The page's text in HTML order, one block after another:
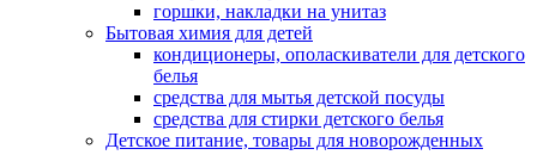
горшки, накладки на унитаз
Бытовая химия для детей
кондиционеры, ополаскиватели для детского
белья
средства для мытья детской посуды
средства для стирки детского белья
Детское питание, товары для новорожденных